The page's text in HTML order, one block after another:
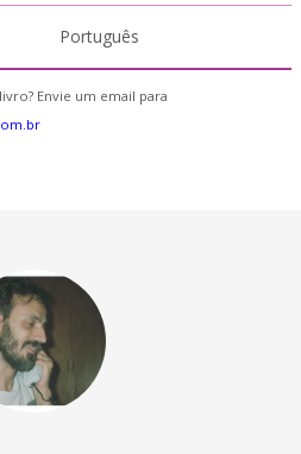
Português
Envie um email para